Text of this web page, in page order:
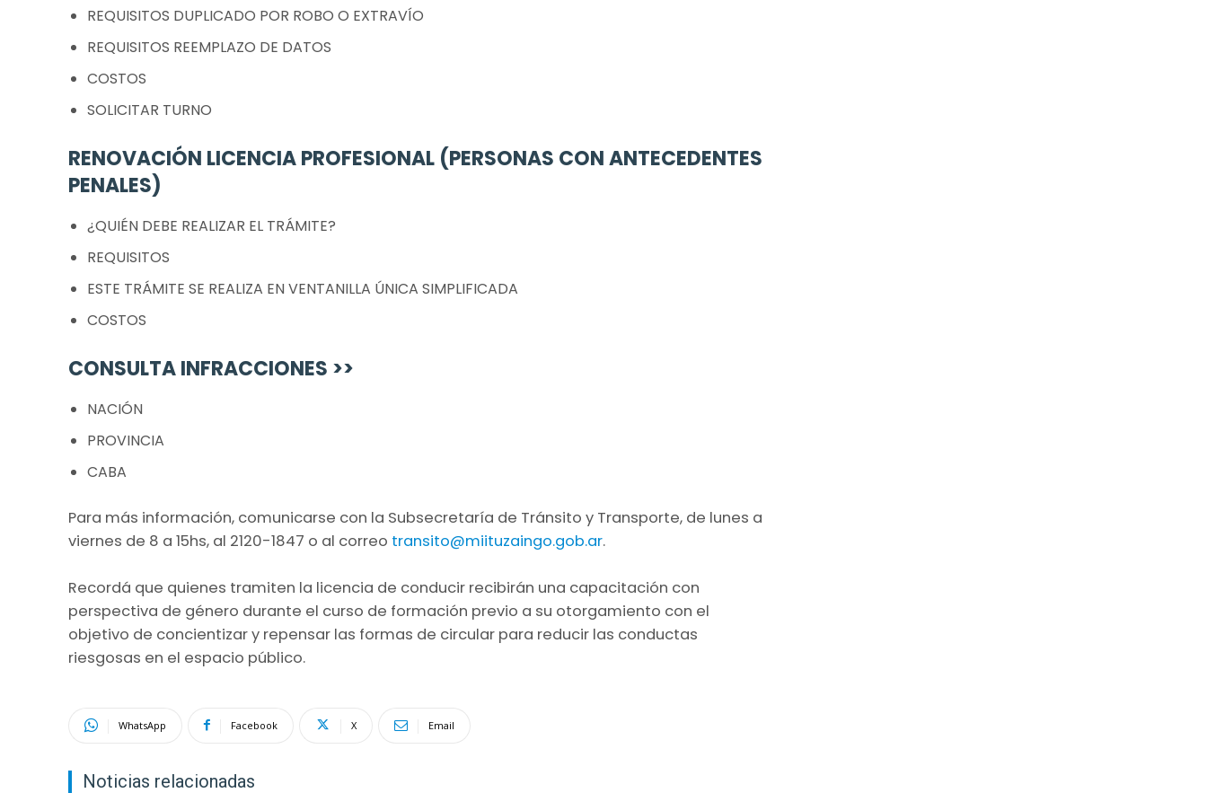
REQUISITOS DUPLICADO POR ROBO O EXTRAVÍO
REQUISITOS REEMPLAZO DE DATOS
COSTOS
SOLICITAR TURNO
RENOVACIÓN LICENCIA PROFESIONAL (PERSONAS CON ANTECEDENTES
PENALES)
¿QUIÉN DEBE REALIZAR EL TRÁMITE?
REQUISITOS
ESTE TRÁMITE SE REALIZA EN VENTANILLA ÚNICA SIMPLIFICADA
COSTOS
CONSULTA INFRACCIONES >>
NACIÓN
PROVINCIA
CABA
Para más información, comunicarse con la Subsecretaría de Tránsito y Transporte, de lunes a
viernes de 8 a 15hs, al 2120-1847 o al correo transito@miituzaingo.gob.ar.
Recordá que quienes tramiten la licencia de conducir recibirán una capacitación con
perspectiva de género durante el curso de formación previo a su otorgamiento con el
objetivo de concientizar y repensar las formas de circular para reducir las conductas
riesgosas en el espacio público.
WhatsApp Facebook X Email
Noticias relacionadas